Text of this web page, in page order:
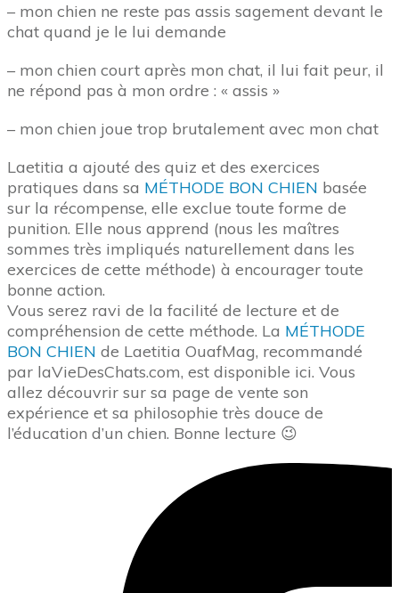
– mon chien ne reste pas assis sagement devant le
chat quand je le lui demande
– mon chien court après mon chat, il lui fait peur, il
ne répond pas à mon ordre : « assis »
– mon chien joue trop brutalement avec mon chat
Laetitia a ajouté des quiz et des exercices
pratiques dans sa MÉTHODE BON CHIEN basée
sur la récompense, elle exclue toute forme de
punition. Elle nous apprend (nous les maîtres
sommes très impliqués naturellement dans les
exercices de cette méthode) à encourager toute
bonne action.
Vous serez ravi de la facilité de lecture et de
compréhension de cette méthode. La MÉTHODE
BON CHIEN de Laetitia OuafMag, recommandé
par laVieDesChats.com, est disponible ici. Vous
allez découvrir sur sa page de vente son
expérience et sa philosophie très douce de
l’éducation d’un chien. Bonne lecture 😉